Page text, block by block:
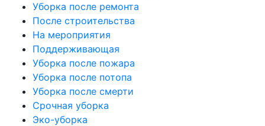
Уборка после ремонта
После строительства
На мероприятия
Поддерживающая
Уборка после пожара
Уборка после потопа
Уборка после смерти
Срочная уборка
Эко-уборка